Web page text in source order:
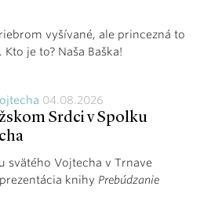
vyšívané, ale princezná to
je to? Naša Baška!
04.08.2026
Srdci v Spolku
svätého Vojtecha v Trnave
knihy Prebúdzanie